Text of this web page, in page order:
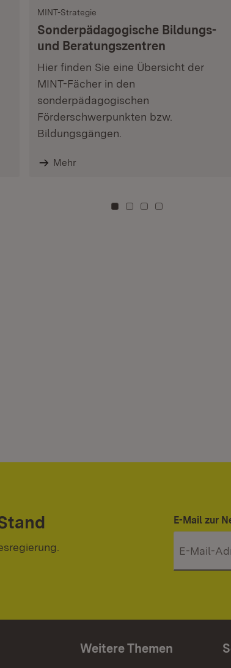
MINT-Strategie
Sonderpädagogische Bildungs-
und Beratungszentren
Hier finden Sie eine Übersicht der
MINT-Fächer in den
sonderpädagogischen
Förderschwerpunkten bzw.
Bildungsgängen.
Mehr
Zu Kachel: 0
Zu Kachel: 3
Zu Kachel: 6
Zu Kachel: 9
E-Mail zur
Weitere Themen